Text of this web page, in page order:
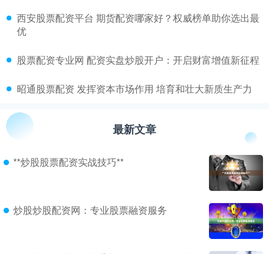
​西安股票配资平台 期货配资哪家好？权威榜单助你选出最
优
​股票配资专业网 配资实盘炒股开户：开启财富增值新征程
​昭通股票配资 发挥资本市场作用 培育和壮大新质生产力
最新文章
**炒股股票配资实战技巧**
炒股炒股配资网：专业股票融资服务